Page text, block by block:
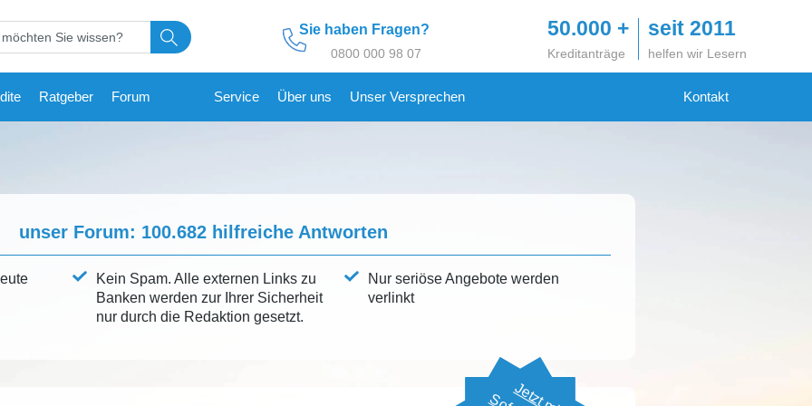
Sie haben Fragen?
0800 000 98 07
50.000 +
Kreditanträge
seit 2011
helfen wir Lesern
Ratgeber Forum Service Über uns Unser Versprechen Kontakt
unser Forum: 100.682hilfreiche Antworten
Kein Spam. Alle externen Links zu
Banken werden zur Ihrer Sicherheit
nur durch die Redaktion gesetzt.
Nur seriöse Angebote werden
verlinkt